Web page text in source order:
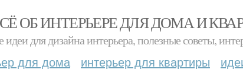
ОБ ИНТЕРЬЕРЕ ДЛЯ ДОМА И
для дизайна интерьера, полезные советы,
для дома интерьер для квартиры